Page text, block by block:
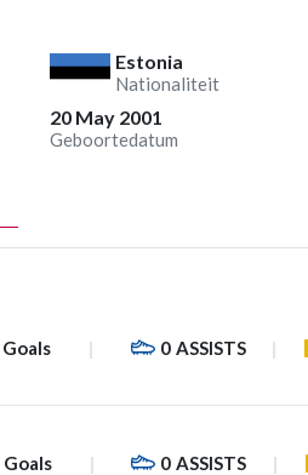
Estonia
Nationaliteit
20 May 2001
Geboortedatum
Goals 0 ASSISTS
Goals 0 ASSISTS